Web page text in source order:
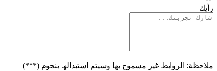
رأيك
ملاحظة: الروابط غير مسموح بها وسيتم استبدالها بنجوم (***)